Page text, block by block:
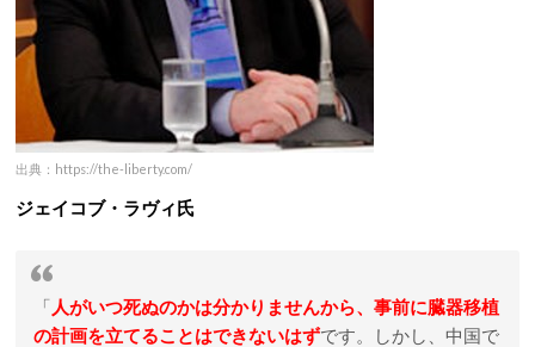
出典：https://the-liberty.com/
ジェイコブ・ラヴィ氏
「 人がいつ死ぬのかは分かりませんから、事前に臓器移植
の計画を立てることはできないはずです。しかし、中国で